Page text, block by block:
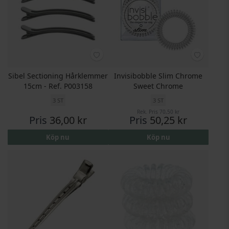
Sibel Sectioning Hårklemmer
15cm - Ref. P003158
3 ST
Pris 36,00 kr
Köp nu
Invisibobble Slim Chrome
Sweet Chrome
3 ST
Rek. Pris 70,50 kr
Pris 50,25 kr
Köp nu